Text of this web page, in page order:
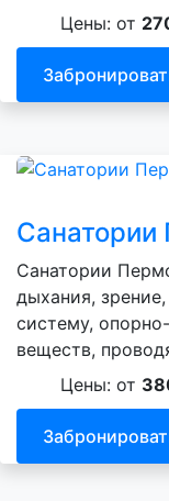
Цены: от
Санатории
Санатории
дыхания,
систему,
веществ,
Цены: от